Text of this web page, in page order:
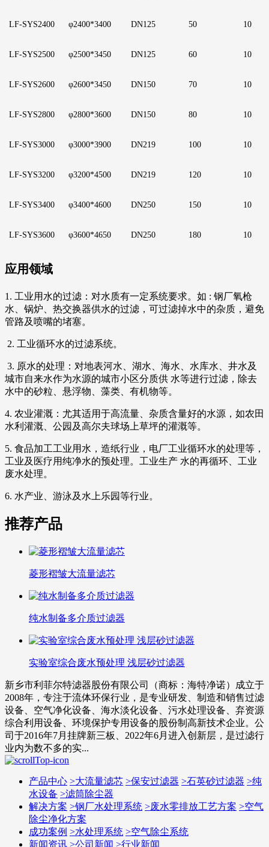
LF-SYS2400 φ2400*3400 DN125 50 10
LF-SYS2500 φ2500*3450 DN125 60 10
LF-SYS2600 φ2600*3450 DN150 70 10
LF-SYS2800 φ2800*3600 DN150 80 10
LF-SYS3000 φ3000*3900 DN219 100 10
LF-SYS3200 φ3200*4500 DN219 120 10
LF-SYS3400 φ3400*4600 DN250 150 10
LF-SYS3600 φ3600*4650 DN250 180 10
应用领域
1. 工业用水的过滤：对水质有一定系统要求。如 : 钢厂氧枪
水、锅炉、热交换器供水的过滤，可过滤掉水中的杂质，避免
管路及喷嘴的堵塞。
2. 工业循环水的过滤系统。
3. 原水的处理：对地表河水、湖水、海水、水库水、井水及
城市自来水作为水源的城市小区分质供 水等进行过滤，除去
水中的砂粒、悬浮物、藻类、有机物等。
4. 农业灌溉：尤其适用于高流量、杂质含量好的水源，如农田
水利灌溉、公园及高尔夫球场上草坪的灌溉等。
5. 食品加工工业用水，造纸行业，电厂工业循环水的处理等，
工业及医疗用纯净水的预处理。工业生产 水的再循环、工业
废水处理。
6. 水产业、游泳及水上乐园等行业。
推荐产品
菱形褶皱大流量滤芯
纯水制备多介质过滤器
实验室综合废水预处理 浅层砂过滤器
新乡市利菲尔特滤器股份有限公司（商标：海特净诺）成立于
2008年，专注于流体环保行业，是专业研发、制造和销售过滤
设备、空气净化设备、海水淡化设备、污水处理设备、弃资源
综合利用设备、环境保护专用设备的股份制高新技术企业。公
司于2016年7月挂牌新三板、2022年6月进入创新层，是过滤行
业内为数不多的实...
产品中心 >大流量滤芯 >保安过滤器 >石英砂过滤器 >纯
水设备 >滤筒除尘器
解决方案 >钢厂水处理系统 >废水零排放工艺方案 >空气
除尘净化方案
成功案例 >水处理系统 >空气除尘系统
新闻资讯 >公司新闻 >行业新闻